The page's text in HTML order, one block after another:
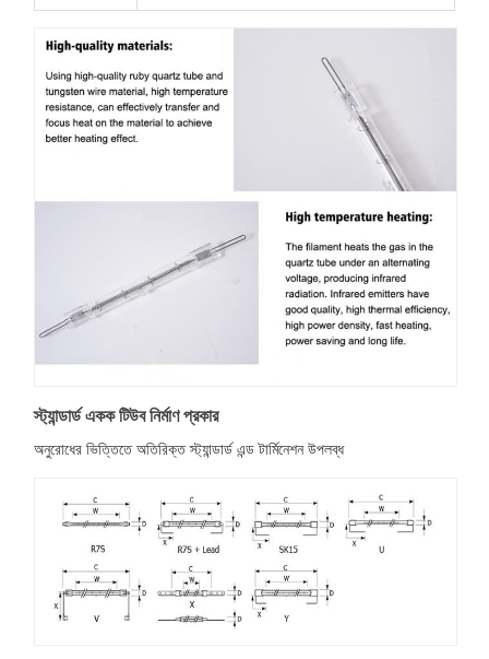
স্ট্যান্ডার্ড একক টিউব নির্মাণ প্রকার
অনুরোধের ভিত্তিতে অতিরিক্ত স্ট্যান্ডার্ড এন্ড টার্মিনেশন উপলব্ধ